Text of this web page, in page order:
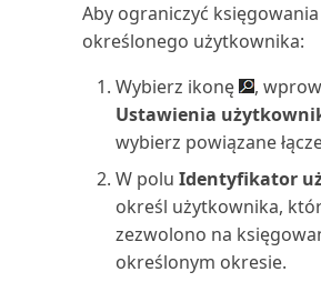
(raport)
Sprawdzanie numeru
identyfikacyjnego VAT (raport)
Sprawdź księgowanie wartości
(raport)
Sprzedawca: szanse sprzedaży
(raport)
Aby ograniczyć
określonego użytkownika:
Wybierz ikonę
,
Ustawienia
wybierz powiązane
W polu Identyfikator
określ użytkownika,
zezwolono na
określonym okresie.